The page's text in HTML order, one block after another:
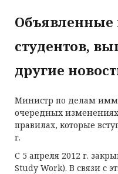
Объявленные
студентов,
другие
Министр по делам
очередных
правилах, которые
г.
С 5 апреля 2012 г.
Study Work). В связи с